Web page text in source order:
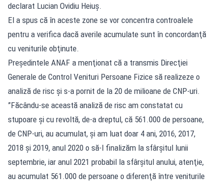
declarat Lucian Ovidiu Heiuş.
El a spus că în aceste zone se vor concentra controalele
pentru a verifica dacă averile acumulate sunt în concordanţă
cu veniturile obţinute.
Preşedintele ANAF a menţionat că a transmis Direcţiei
Generale de Control Venituri Persoane Fizice să realizeze o
analiză de risc şi s-a pornit de la 20 de milioane de CNP-uri.
”Făcându-se această analiză de risc am constatat cu
stupoare şi cu revoltă, de-a dreptul, că 561.000 de persoane,
de CNP-uri, au acumulat, şi am luat doar 4 ani, 2016, 2017,
2018 şi 2019, anul 2020 o să-l finalizăm la sfârşitul lunii
septembrie, iar anul 2021 probabil la sfârşitul anului, atenţie,
au acumulat 561.000 de persoane o diferenţă între veniturile